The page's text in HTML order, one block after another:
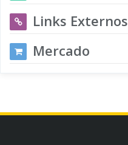
Links Externos
Mercado